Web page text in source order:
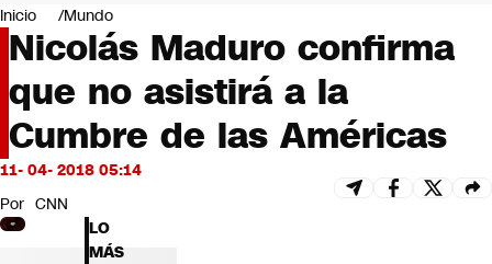
Negocios
Deportes
Programas completos
Cultura
Servicios
Bits
CNN tiempo
Futuro 360
Opinión
Inicio Mundo
Nicolás Maduro confirma
que no asistirá a la
Cumbre de las Américas
11- 04- 2018 05:14
Por CNN
LO
MÁS